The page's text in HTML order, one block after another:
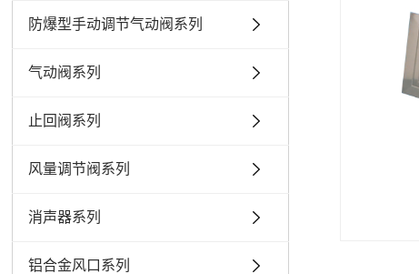
防爆型手动调节气动阀系列
气动阀系列
止回阀系列
风量调节阀系列
消声器系列
铝合金风口系列